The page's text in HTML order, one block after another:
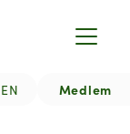
Medlem
EN